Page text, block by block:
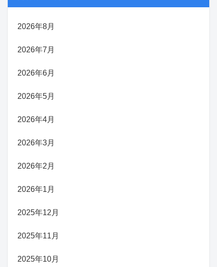
2026年8月
2026年7月
2026年6月
2026年5月
2026年4月
2026年3月
2026年2月
2026年1月
2025年12月
2025年11月
2025年10月